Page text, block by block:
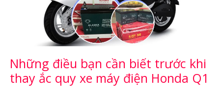
Những điều bạn cần biết trước khi
thay ắc quy xe máy điện Honda Q1